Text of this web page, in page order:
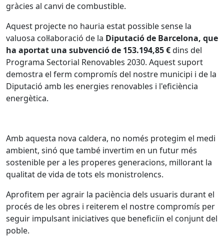
gràcies al canvi de combustible.
Aquest projecte no hauria estat possible sense la
valuosa col·laboració de la Diputació de Barcelona, que
ha aportat una subvenció de 153.194,85 €dins del
Programa Sectorial Renovables 2030. Aquest suport
demostra el ferm compromís del nostre municipi i de la
Diputació amb les energies renovables i l'eficiència
energètica.
Amb aquesta nova caldera, no només protegim el medi
ambient, sinó que també invertim en un futur més
sostenible per a les properes generacions, millorant la
qualitat de vida de tots els monistrolencs.
Aprofitem per agrair la paciència dels usuaris durant el
procés de les obres i reiterem el nostre compromís per
seguir impulsant iniciatives que beneficiïn el conjunt del
poble.